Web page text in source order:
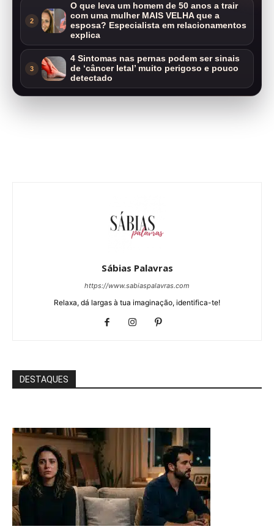
2
O que leva um homem de 50 anos a trair
com uma mulher MAIS VELHA que a
esposa? Especialista em relacionamentos
explica
3
4 Sintomas nas pernas podem ser sinais
de ‘câncer letal’ muito perigoso e pouco
detectado
Sábias Palavras
https://www.sabiaspalavras.com
Relaxa, dá largas à tua imaginação, identifica-te!
DESTAQUES